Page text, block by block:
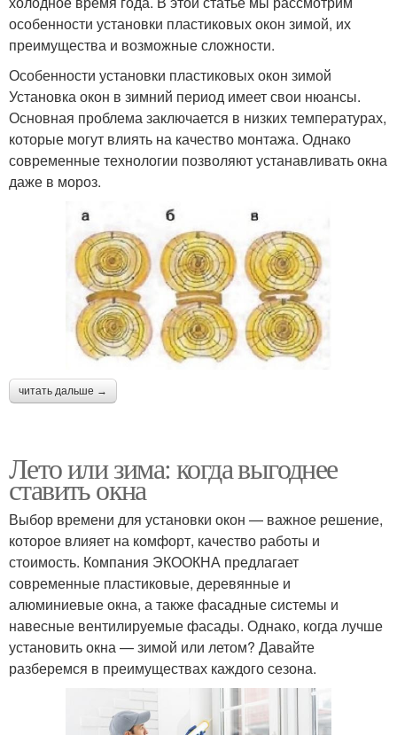
особенности установки пластиковых окон зимой, их
преимущества и возможные сложности.
Особенности установки пластиковых окон зимой
Установка окон в зимний период имеет свои нюансы.
Основная проблема заключается в низких температурах,
которые могут влиять на качество монтажа. Однако
современные технологии позволяют устанавливать окна
даже в мороз.
читать дальше →
Лето или зима: когда выгоднее
ставить окна
Выбор времени для установки окон — важное решение,
которое влияет на комфорт, качество работы и
стоимость. Компания ЭКООКНА предлагает
современные пластиковые, деревянные и
алюминиевые окна, а также фасадные системы и
навесные вентилируемые фасады. Однако, когда лучше
установить окна — зимой или летом? Давайте
разберемся в преимуществах каждого сезона.